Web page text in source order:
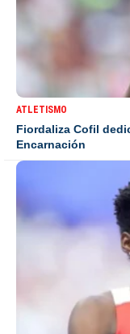
ATLETISMO
Fiordaliza Cofil
Encarnación